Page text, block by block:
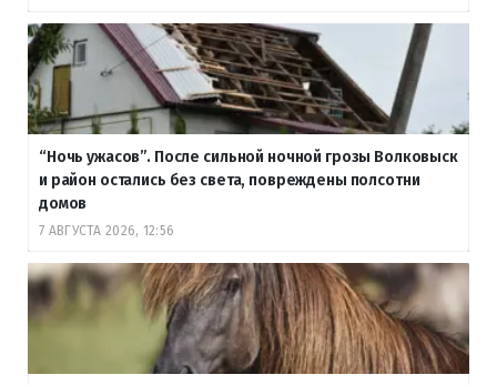
“Ночь ужасов”. После сильной ночной грозы Волковыск
и район остались без света, повреждены полсотни
домов
7 АВГУСТА 2026, 12:56